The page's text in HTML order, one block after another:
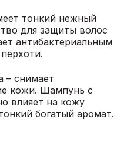
тонкий нежный
для защиты волос
антибактериальным
– снимает
кожи. Шампунь с
влияет на кожу
богатый аромат.